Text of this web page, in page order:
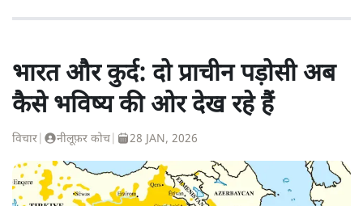
भारत और कुर्द: दो प्राचीन पड़ोसी अब
कैसे भविष्य की ओर देख रहे हैं
विचार नीलूफ़र कोच 28 JAN, 2026